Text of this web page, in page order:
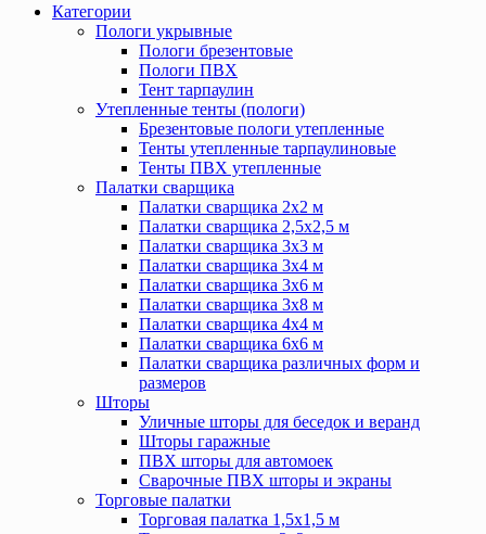
Категории
Пологи укрывные
Пологи брезентовые
Пологи ПВХ
Тент тарпаулин
Утепленные тенты (пологи)
Брезентовые пологи утепленные
Тенты утепленные тарпаулиновые
Тенты ПВХ утепленные
Палатки сварщика
Палатки сварщика 2х2 м
Палатки сварщика 2,5х2,5 м
Палатки сварщика 3х3 м
Палатки сварщика 3х4 м
Палатки сварщика 3х6 м
Палатки сварщика 3х8 м
Палатки сварщика 4х4 м
Палатки сварщика 6х6 м
Палатки сварщика различных форм и
размеров
Шторы
Уличные шторы для беседок и веранд
Шторы гаражные
ПВХ шторы для автомоек
Сварочные ПВХ шторы и экраны
Торговые палатки
Торговая палатка 1,5х1,5 м